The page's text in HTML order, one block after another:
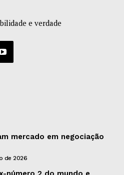
e verdade
mercado em negociação
de 2026